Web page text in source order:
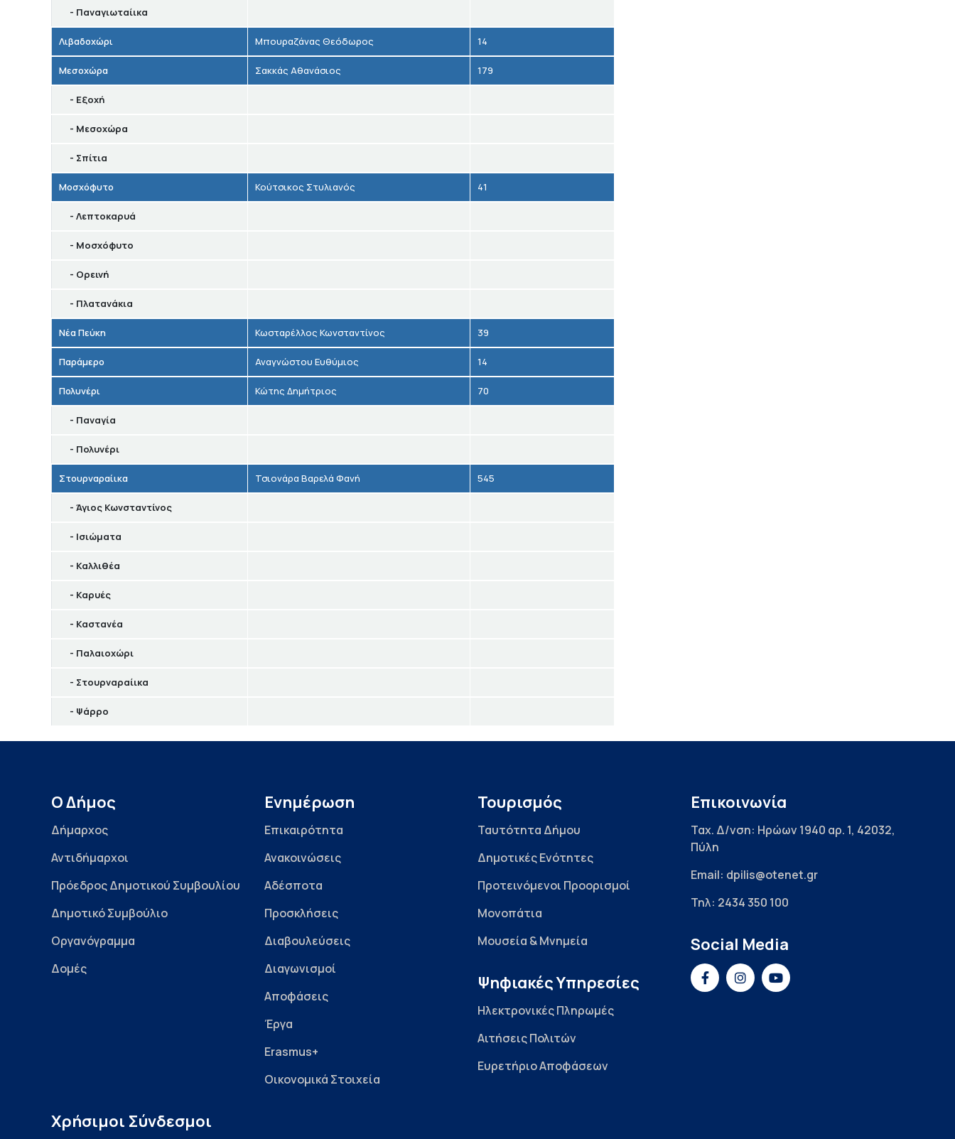
- Παναγιωταίικα
Λιβαδοχώρι Μπουραζάνας Θεόδωρος 14
Μεσοχώρα Σακκάς Αθανάσιος 179
- Εξοχή
- Μεσοχώρα
- Σπίτια
Μοσχόφυτο Κούτσικος Στυλιανός 41
- Λεπτοκαρυά
- Μοσχόφυτο
- Ορεινή
- Πλατανάκια
Νέα Πεύκη Κωσταρέλλος Κωνσταντίνος 39
Παράμερο Αναγνώστου Ευθύμιος 14
Πολυνέρι Κώτης Δημήτριος 70
- Παναγία
- Πολυνέρι
Στουρναραίικα Τσιονάρα Βαρελά Φανή 545
- Άγιος Κωνσταντίνος
- Ισιώματα
- Καλλιθέα
- Καρυές
- Καστανέα
- Παλαιοχώρι
- Στουρναραίικα
- Ψάρρο
Ο Δήμος
Δήμαρχος
Αντιδήμαρχοι
Πρόεδρος Δημοτικού Συμβουλίου
Δημοτικό Συμβούλιο
Οργανόγραμμα
Δομές
Ενημέρωση
Επικαιρότητα
Ανακοινώσεις
Αδέσποτα
Προσκλήσεις
Διαβουλεύσεις
Διαγωνισμοί
Αποφάσεις
Έργα
Erasmus+
Οικονομικά Στοιχεία
Τουρισμός
Ταυτότητα Δήμου
Δημοτικές Ενότητες
Προτεινόμενοι Προορισμοί
Μονοπάτια
Μουσεία & Μνημεία
Ψηφιακές Υπηρεσίες
Ηλεκτρονικές Πληρωμές
Αιτήσεις Πολιτών
Ευρετήριο Αποφάσεων
Επικοινωνία
Ταχ. Δ/νση: Ηρώων 1940 αρ. 1, 42032,
Πύλη
Email: dpilis@otenet.gr
Τηλ: 2434 350 100
Social Media
Χρήσιμοι Σύνδεσμοι